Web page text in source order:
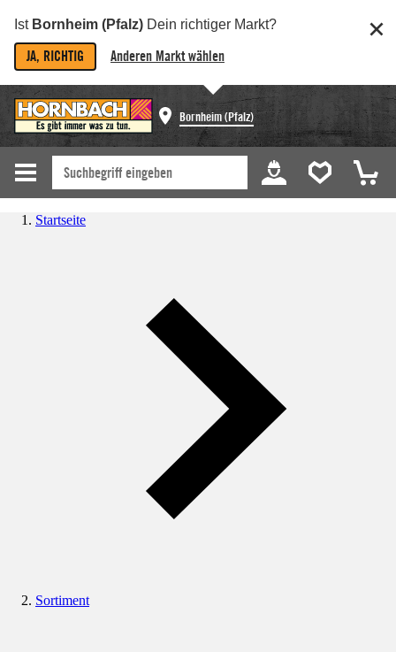
Ist Bornheim (Pfalz) Dein richtiger Markt?
JA, RICHTIG Anderen Markt wählen
Bornheim (Pfalz)
Startseite
Sortiment